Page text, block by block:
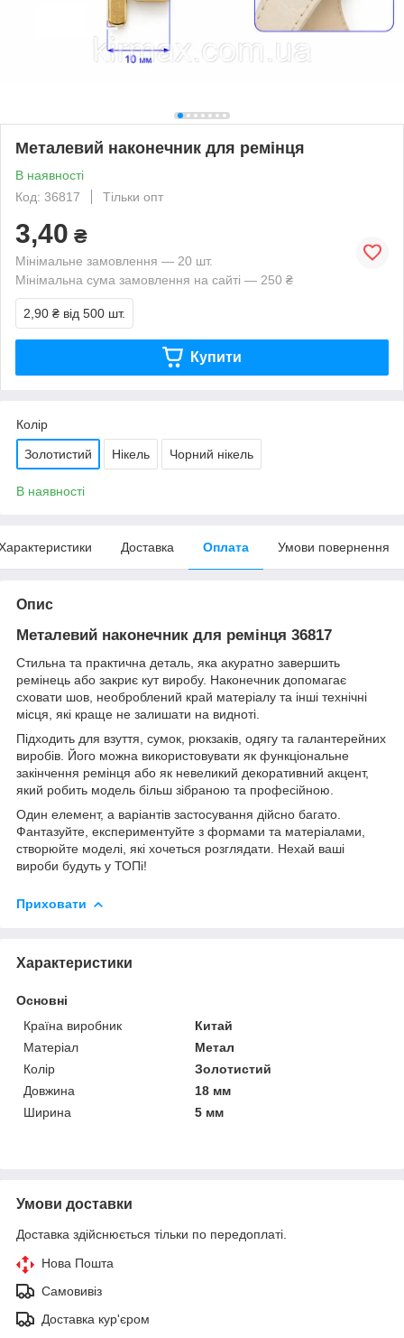
Металевий наконечник для ремінця
В наявності
Код: 36817
Тільки опт
3,40 ₴
Мінімальне замовлення — 20 шт.
Мінімальна сума замовлення на сайті — 250 ₴
2,90 ₴ від 500 шт.
Купити
Колір
Золотистий Нікель Чорний нікель
В наявності
Доставка Оплата Умови повернення
Опис
Металевий наконечник для ремінця 36817
Стильна та практична деталь, яка акуратно завершить
ремінець або закриє кут виробу. Наконечник допомагає
сховати шов, необроблений край матеріалу та інші технічні
місця, які краще не залишати на видноті.
Підходить для взуття, сумок, рюкзаків, одягу та галантерейних
виробів. Його можна використовувати як функціональне
закінчення ремінця або як невеликий декоративний акцент,
який робить модель більш зібраною та професійною.
Один елемент, а варіантів застосування дійсно багато.
Фантазуйте, експериментуйте з формами та матеріалами,
створюйте моделі, які хочеться розглядати. Нехай ваші
вироби будуть у ТОПі!
Приховати
Характеристики
Основні
Країна виробник
Китай
Матеріал
Метал
Колір
Золотистий
Довжина
18 мм
Ширина
5 мм
Умови доставки
Доставка здійснюється тільки по передоплаті.
Нова Пошта
Самовивіз
Доставка кур'єром